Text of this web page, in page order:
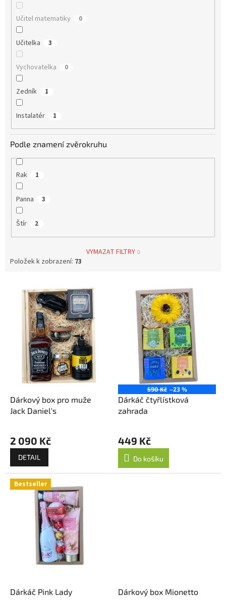
Učitel matematiky 0
Učitelka 3
Vychovatelka 0
Zedník 1
Instalatér 1
Podle znamení zvěrokruhu
Rak 1
Panna 3
Štír 2
VYMAZAT FILTRY
Položek k zobrazení: 73
Dárkový box pro muže
Jack Daniel's
2 090 Kč
DETAIL
590 Kč –23 %
Dárkáč čtyřlístková
zahrada
449 Kč
Do košíku
Bestseller
Dárkáč Pink Lady Dárkový box Mionetto